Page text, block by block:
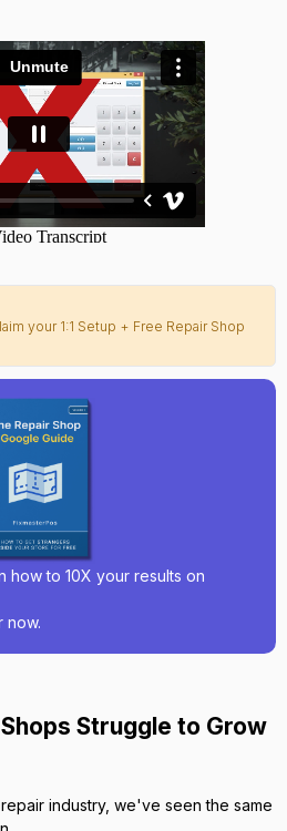
your 1:1 Setup + Free Repair Shop
how to 10X your results on
now.
Struggle to Grow
industry, we've seen the same